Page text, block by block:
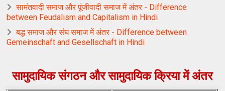
सामंतवादी समाज और पूंजीवादी समाज में अंतर - Difference
between Feudalism and Capitalism in Hindi
बद्ध समाज और संघ समाज में अंतर - Difference between
Gemeinschaft and Gesellschaft in Hindi
सामुदायिक संगठन और सामुदायिक क्रिया में अंतर